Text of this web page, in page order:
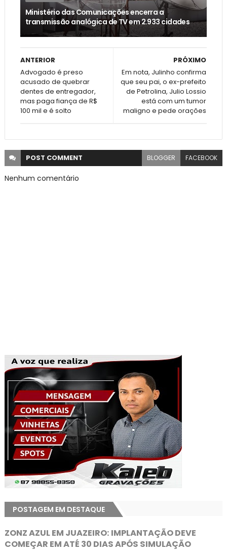
Ministério das Comunicações encerra a
transmissão analógica de TV em 2.933 cidades
PRÓXIMO
Em nota, Julinho confirma
que seu pai, o ex-prefeito
de Petrolina, Julio Lossio
está com um tumor
maligno e pede orações
ANTERIOR
Advogado é preso
acusado de quebrar
dentes de entregador,
mas paga fiança de R$
100 mil e é solto
POST COMMENT BLOGGER FACEBOOK
Nenhum comentário
POSTAGEM EM DESTAQUE
ZONZ AZUL EM JUAZEIRO: IMPLANTAÇÃO DEVE
COMEÇAR EM ATÉ 30 DIAS APÓS SIMULAÇÃO